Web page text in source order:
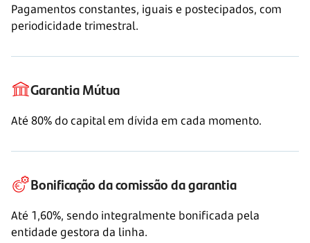
Pagamentos constantes, iguais e postecipados, com
periodicidade trimestral.
Garantia Mútua
Até 80% do capital em dívida em cada momento.
Bonificação da comissão da garantia
Até 1,60%, sendo integralmente bonificada pela
entidade gestora da linha.